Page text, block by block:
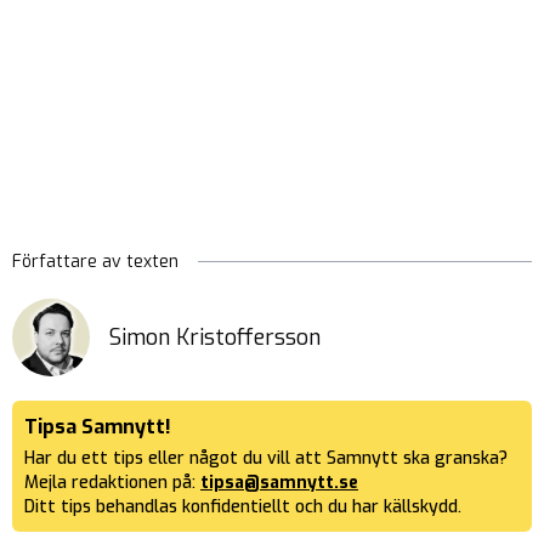
Författare av texten
Simon Kristoffersson
Tipsa Samnytt!
Har du ett tips eller något du vill att Samnytt ska granska?
Mejla redaktionen på: tipsa@samnytt.se
Ditt tips behandlas konfidentiellt och du har källskydd.